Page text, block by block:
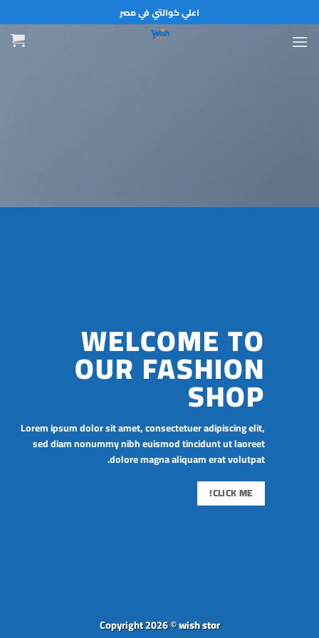
للمحتوى
اعلي كوالتي في مصر
WELCOME TO
OUR FASHION
SHOP
Lorem ipsum dolor sit amet, consectetuer adipiscing elit,
sed diam nonummy nibh euismod tincidunt ut laoreet
dolore magna aliquam erat volutpat.
CLICK ME!
Copyright 2026 ©wish stor